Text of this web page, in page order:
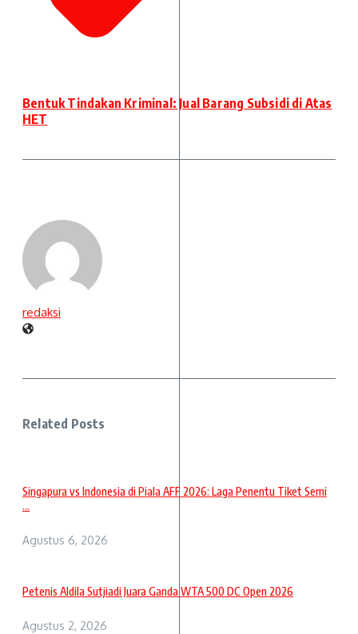
Bentuk Tindakan Kriminal: Jual Barang Subsidi di Atas
HET
redaksi
Related Posts
Singapura vs Indonesia di Piala AFF 2026: Laga Penentu Tiket Semi
...
Agustus 6, 2026
Petenis Aldila Sutjiadi Juara Ganda WTA 500 DC Open 2026
Agustus 2, 2026